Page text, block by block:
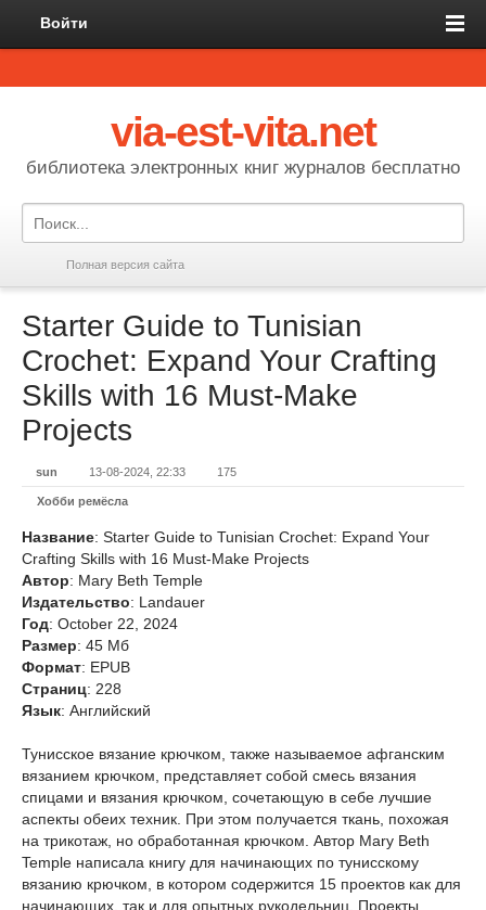
Войти
via-est-vita.net
библиотека электронных книг журналов бесплатно
Полная версия сайта
Starter Guide to Tunisian
Crochet: Expand Your Crafting
Skills with 16 Must-Make
Projects
sun 13-08-2024, 22:33 175
Хобби ремёсла
Название: Starter Guide to Tunisian Crochet: Expand Your
Crafting Skills with 16 Must-Make Projects
Автор: Mary Beth Temple
Издательство: Landauer
Год: October 22, 2024
Размер: 45 Мб
Формат: EPUB
Страниц: 228
Язык: Английский
Тунисское вязание крючком, также называемое афганским
вязанием крючком, представляет собой смесь вязания
спицами и вязания крючком, сочетающую в себе лучшие
аспекты обеих техник. При этом получается ткань, похожая
на трикотаж, но обработанная крючком. Автор Mary Beth
Temple написала книгу для начинающих по тунисскому
вязанию крючком, в котором содержится 15 проектов как для
начинающих, так и для опытных рукодельниц. Проекты